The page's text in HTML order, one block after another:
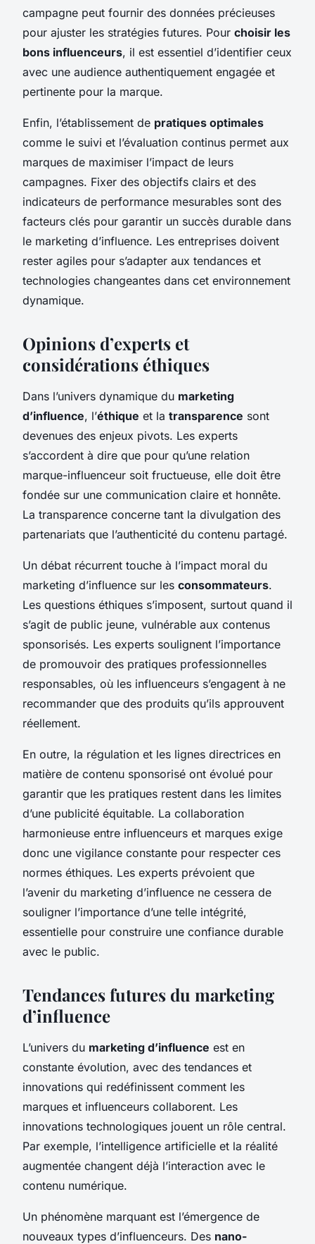
campagne peut fournir des données précieuses
pour ajuster les stratégies futures. Pour choisir les
bons influenceurs, il est essentiel d’identifier ceux
avec une audience authentiquement engagée et
pertinente pour la marque.
Enfin, l’établissement de pratiques optimales
comme le suivi et l’évaluation continus permet aux
marques de maximiser l’impact de leurs
campagnes. Fixer des objectifs clairs et des
indicateurs de performance mesurables sont des
facteurs clés pour garantir un succès durable dans
le marketing d’influence. Les entreprises doivent
rester agiles pour s’adapter aux tendances et
technologies changeantes dans cet environnement
dynamique.
Opinions d’experts et
considérations éthiques
Dans l’univers dynamique du marketing
d’influence, l’éthique et la transparence sont
devenues des enjeux pivots. Les experts
s’accordent à dire que pour qu’une relation
marque-influenceur soit fructueuse, elle doit être
fondée sur une communication claire et honnête.
La transparence concerne tant la divulgation des
partenariats que l’authenticité du contenu partagé.
Un débat récurrent touche à l’impact moral du
marketing d’influence sur les consommateurs.
Les questions éthiques s’imposent, surtout quand il
s’agit de public jeune, vulnérable aux contenus
sponsorisés. Les experts soulignent l’importance
de promouvoir des pratiques professionnelles
responsables, où les influenceurs s’engagent à ne
recommander que des produits qu’ils approuvent
réellement.
En outre, la régulation et les lignes directrices en
matière de contenu sponsorisé ont évolué pour
garantir que les pratiques restent dans les limites
d’une publicité équitable. La collaboration
harmonieuse entre influenceurs et marques exige
donc une vigilance constante pour respecter ces
normes éthiques. Les experts prévoient que
l’avenir du marketing d’influence ne cessera de
souligner l’importance d’une telle intégrité,
essentielle pour construire une confiance durable
avec le public.
Tendances futures du marketing
d’influence
L’univers du marketing d’influence est en
constante évolution, avec des tendances et
innovations qui redéfinissent comment les
marques et influenceurs collaborent. Les
innovations technologiques jouent un rôle central.
Par exemple, l’intelligence artificielle et la réalité
augmentée changent déjà l’interaction avec le
contenu numérique.
Un phénomène marquant est l’émergence de
nouveaux types d’influenceurs. Des nano-